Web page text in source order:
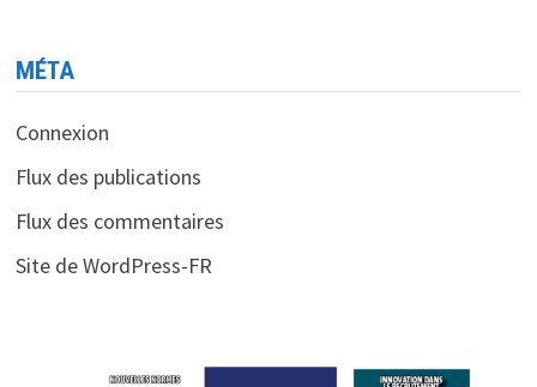
MÉTA
Connexion
Flux des publications
Flux des commentaires
Site de WordPress-FR